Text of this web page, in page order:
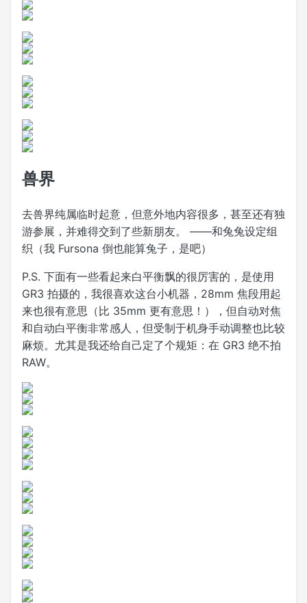
兽界
去兽界纯属临时起意，但意外地内容很多，甚至还有独
游参展，并难得交到了些新朋友。 ——和兔兔设定组
织（我 Fursona 倒也能算兔子，是吧）
P.S. 下面有一些看起来白平衡飘的很厉害的，是使用
GR3 拍摄的，我很喜欢这台小机器，28mm 焦段用起
来也很有意思（比 35mm 更有意思！），但自动对焦
和自动白平衡非常感人，但受制于机身手动调整也比较
麻烦。尤其是我还给自己定了个规矩：在 GR3 绝不拍
RAW。